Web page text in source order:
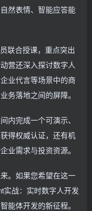
然表情、智能应答能
联合授课，重点突出
营还深入探讨数字人
业代言等场景中的商
务落地之间的屏障。
内完成一个可演示、
得权威认证，还有机
业需求与投资资源。
。如果您希望在这一
实战：实时数字人开发
能体开发的新征程。